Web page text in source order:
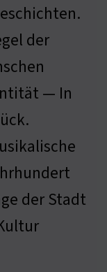
der
— In
der Stadt